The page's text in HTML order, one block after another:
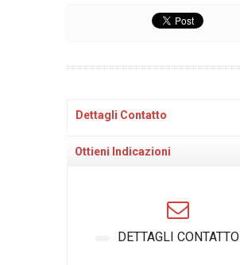
Dettagli Contatto
Ottieni Indicazioni
DETTAGLI CONTATTO